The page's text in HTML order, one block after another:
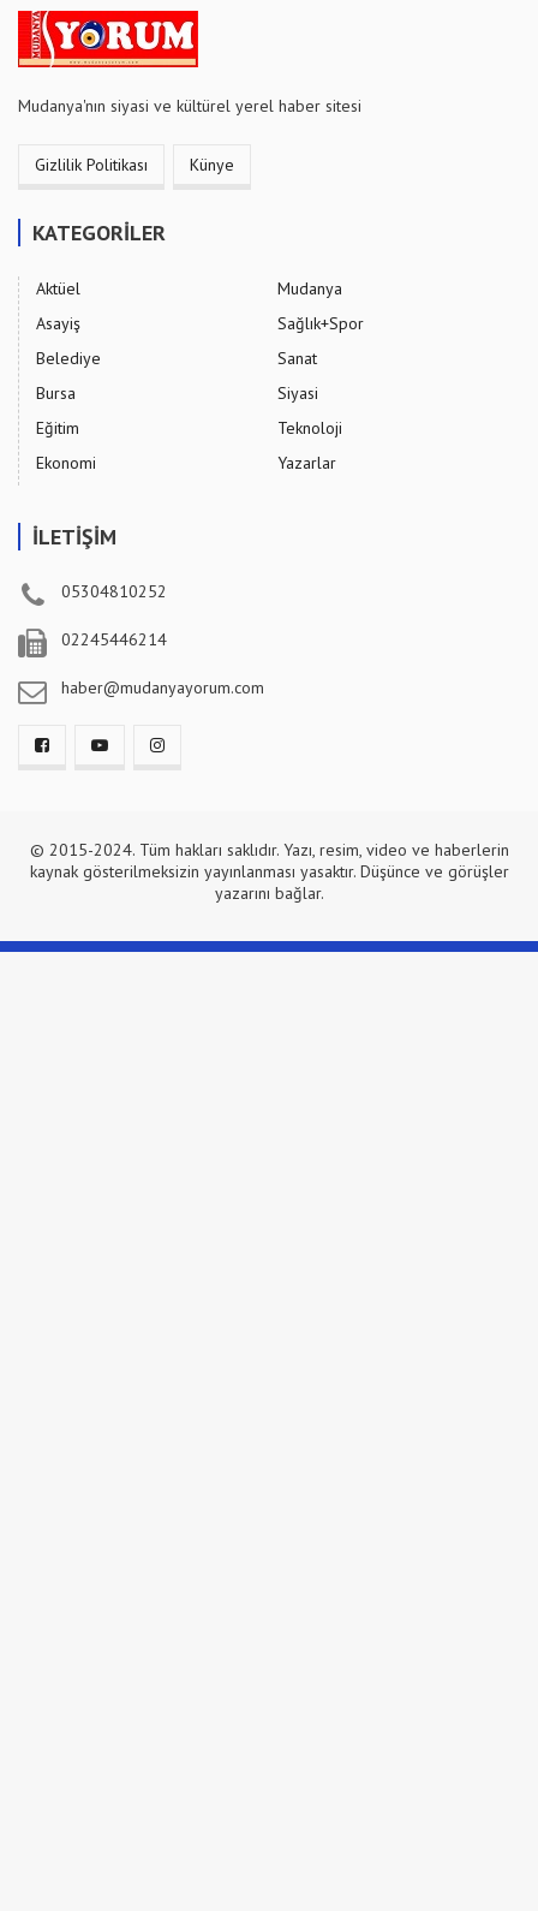
Mudanya'nın siyasi ve kültürel yerel haber sitesi
Gizlilik Politikası Künye
KATEGORİLER
Aktüel
Asayiş
Belediye
Bursa
Eğitim
Ekonomi
Mudanya
Sağlık+Spor
Sanat
Siyasi
Teknoloji
Yazarlar
İLETİŞİM
05304810252
02245446214
haber@mudanyayorum.com
© 2015-2024. Tüm hakları saklıdır. Yazı, resim, video ve haberlerin
kaynak gösterilmeksizin yayınlanması yasaktır. Düşünce ve görüşler
yazarını bağlar.